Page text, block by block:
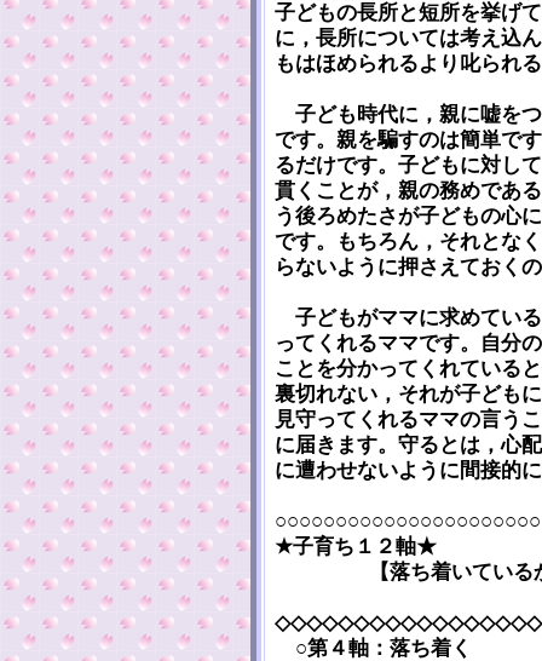
子どもの長所と短所を挙げ
に，長所については考え込
もはほめられるより叱られ
子ども時代に，親に嘘を
です。親を騙すのは簡単で
るだけです。子どもに対し
貫くことが，親の務めであ
う後ろめたさが子どもの心
です。もちろん，それとな
らないように押さえておく
子どもがママに求めてい
ってくれるママです。自分
ことを分かってくれている
裏切れない，それが子ども
見守ってくれるママの言う
に届きます。守るとは，心
に遭わせないように間接的
★子育ち１２軸★
【落ち着いてい
○第４軸：落ち着く